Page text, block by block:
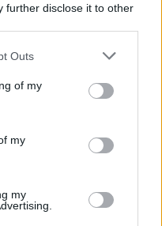
further disclose it to other
one or more Google
You may click to
its third-party tags to
in below Google
Outs
of my
my
my
képesek
az álláspontját.